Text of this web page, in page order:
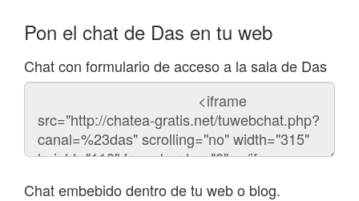
Pon el chat de Das en tu web
Chat con formulario de acceso a la sala de Das
Código
chat
Chat embebido dentro de tu web o blog.